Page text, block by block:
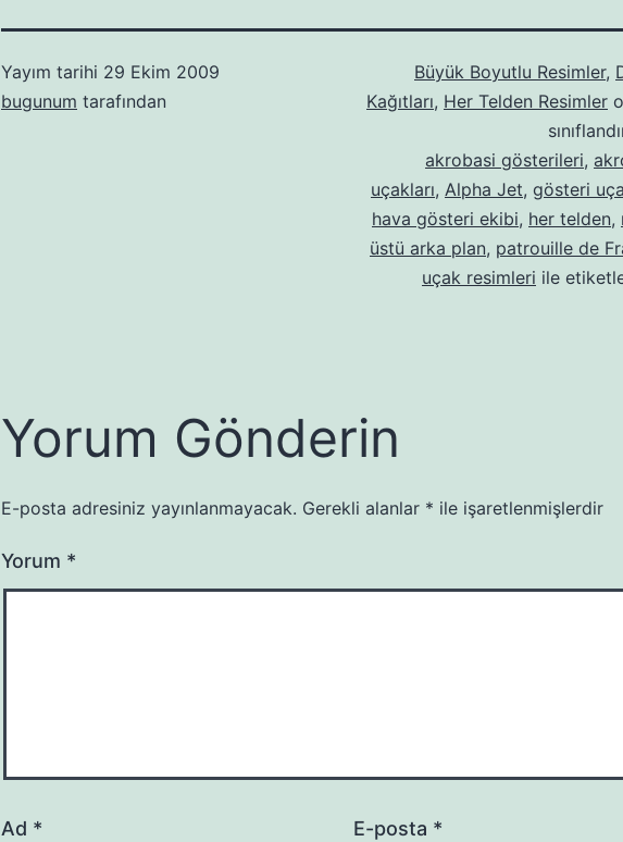
Yayım tarihi 29 Ekim 2009
bugunum tarafından
Büyük Boyutlu Resimler,
Kağıtları, Her Telden Resimler
akrobasi gösterileri,
uçakları, Alpha Jet, gösteri
hava gösteri ekibi, her telden,
üstü arka plan, patrouille de
uçak resimleri ile
Yorum Gönderin
E-posta adresiniz yayınlanmayacak. Gerekli alanlar * ile işaretlenmişlerdir
Yorum *
Ad * E-posta *